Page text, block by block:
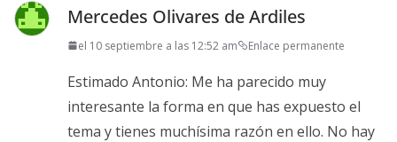
Mercedes Olivares de Ardiles
el 10 septiembre a las 12:52 am Enlace permanente
Estimado Antonio: Me ha parecido muy
interesante la forma en que has expuesto el
tema y tienes muchísima razón en ello. No hay